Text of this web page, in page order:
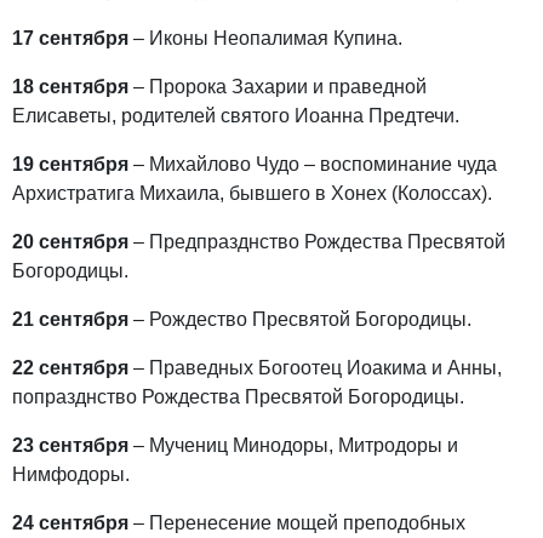
17 сентября – Иконы Неопалимая Купина.
18 сентября – Пророка Захарии и праведной
Елисаветы, родителей святого Иоанна Предтечи.
19 сентября – Михайлово Чудо – воспоминание чуда
Архистратига Михаила, бывшего в Хонех (Колоссах).
20 сентября – Предпразднство Рождества Пресвятой
Богородицы.
21 сентября – Рождество Пресвятой Богородицы.
22 сентября – Праведных Богоотeц Иоакима и Анны,
попразднство Рождества Пресвятой Богородицы.
23 сентября – Мучениц Минодоры, Митродоры и
Нимфодоры.
24 сентября – Перенесение мощей преподобных